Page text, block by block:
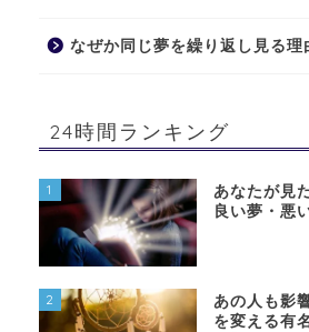
なぜか同じ夢を繰り返し見る理
24時間ランキング
1
あなたが見
良い夢・悪
2
あの人も影
を変える有